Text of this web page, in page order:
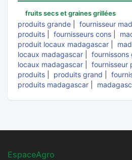
fruits secs et graines grillées
produits grande fournisseur
produits
fournisseurs cons
produit locaux madagascar
locaux madagascar
fournissons
locaux madagascar
fournisseur
produits
produits grand
produits madagascar
EspaceAgro